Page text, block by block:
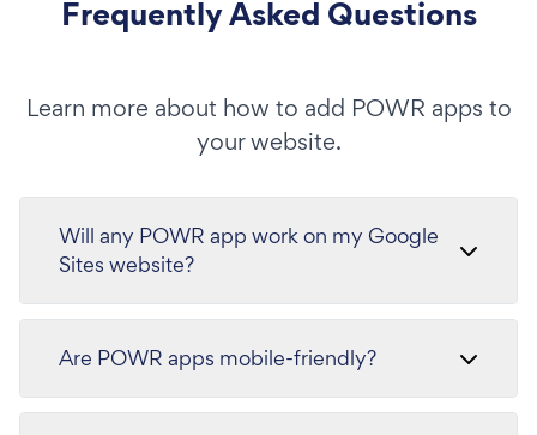
Frequently Asked Questions
Learn more about how to add POWR apps to
your website.
Will any POWR app work on my Google
Sites website?
Are POWR apps mobile-friendly?